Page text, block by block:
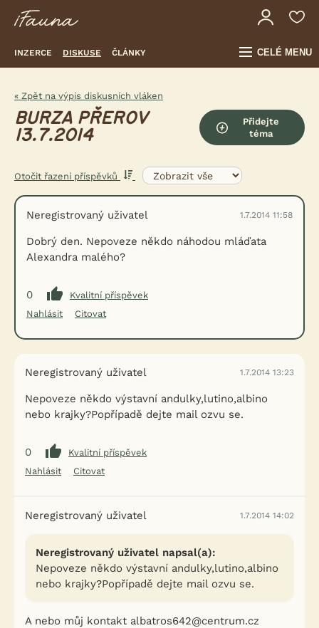
INZERCE DISKUSE ČLÁNKY CELÉ MENU
« Zpět na výpis diskusních vláken
BURZA PŘEROV
13.7.2014
Přidejte
téma
Otočit řazení příspěvků
Neregistrovaný uživatel 1.7.2014 11:58
Dobrý den. Nepoveze někdo náhodou mláďata
Alexandra malého?
0
Kvalitní příspěvek
Nahlásit
Citovat
Neregistrovaný uživatel 1.7.2014 13:23
Nepoveze někdo výstavní andulky,lutino,albino
nebo krajky?Popřípadě dejte mail ozvu se.
0
Kvalitní příspěvek
Nahlásit
Citovat
Neregistrovaný uživatel 1.7.2014 14:02
Neregistrovaný uživatel napsal(a):
Nepoveze někdo výstavní andulky,lutino,albino
nebo krajky?Popřípadě dejte mail ozvu se.
A nebo můj kontakt albatros642@centrum.cz